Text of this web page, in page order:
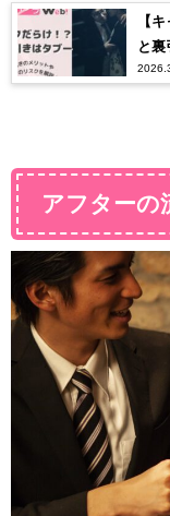
【
と
アフターの